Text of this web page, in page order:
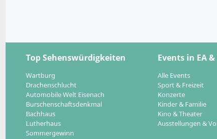
Top Sehenswürdigkeiten
Wartburg
Drachenschlucht
Automobile Welt Eisenach
Burschenschaftsdenkmal
Bachhaus
Lutherhaus
Sommergewinn
Events in EA &
Alle Events
Sport & Freizeit
Konzerte
Kinder & Familie
Kino & Theater
Ausstellungen &